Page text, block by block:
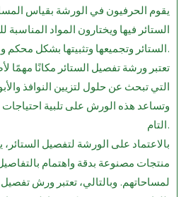
يقوم الحرفيون في الورشة بقياس
الستائر فيها ويختارون المواد
الستائر وتجميعها وتثبيتها بشكل محكم ومناسب.
تعتبر ورشة تفصيل الستائر مكانًا مهمًا
التي تبحث عن حلول لتزيين النوافذ
وتساعد هذه الورش على تلبية
التام.
بالاعتماد على الورشة لتفصيل
منتجات مصنوعة بدقة واهتمام
لمساحاتهم. وبالتالي، تعتبر ورش تفصيل